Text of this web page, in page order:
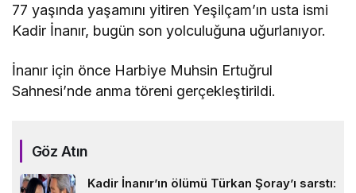
77 yaşında yaşamını yitiren Yeşilçam’ın usta ismi
Kadir İnanır, bugün son yolculuğuna uğurlanıyor.
İnanır için önce Harbiye Muhsin Ertuğrul
Sahnesi’nde anma töreni gerçekleştirildi.
Göz Atın
Kadir İnanır’ın ölümü Türkan Şoray’ı sarstı: